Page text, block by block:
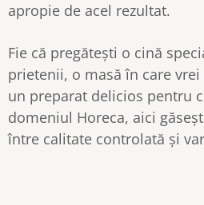
apropie de acel rezultat.
Fie că pregătești o cină
prietenii, o masă în care
un preparat delicios pentru
domeniul Horeca, aici
între calitate controlată și